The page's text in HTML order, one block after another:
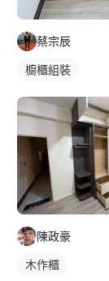
蔡宗辰
櫥櫃組裝
陳政豪
木作櫃